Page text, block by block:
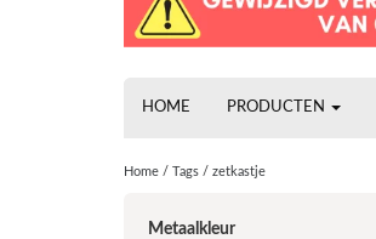
HOME PRODUCTEN
Home / Tags / zetkastje
Metaalkleur